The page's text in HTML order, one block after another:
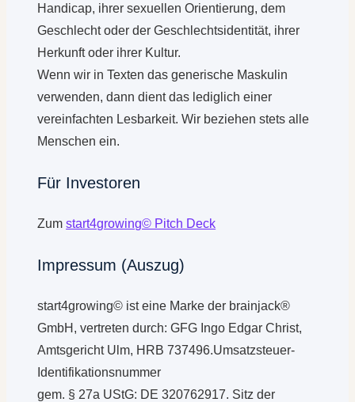
Handicap, ihrer sexuellen Orientierung, dem
Geschlecht oder der Geschlechtsidentität, ihrer
Herkunft oder ihrer Kultur.
Wenn wir in Texten das generische Maskulin
verwenden, dann dient das lediglich einer
vereinfachten Lesbarkeit. Wir beziehen stets alle
Menschen ein.
Für Investoren
Zumstart4growing© Pitch Deck
Impressum (Auszug)
start4growing© ist eine Marke der brainjack®
GmbH, vertreten durch: GFG Ingo Edgar Christ,
Amtsgericht Ulm, HRB 737496.Umsatzsteuer-
Identifikationsnummer
gem. § 27a UStG: DE 320762917. Sitz der